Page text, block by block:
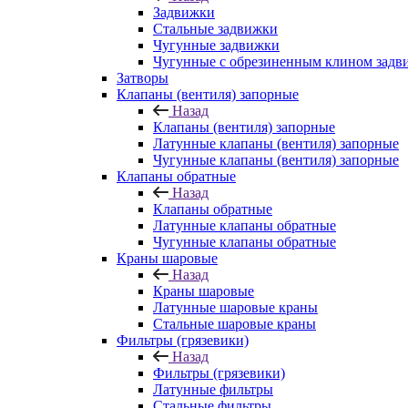
Задвижки
Стальные задвижки
Чугунные задвижки
Чугунные с обрезиненным клином
Затворы
Клапаны (вентиля) запорные
Назад
Клапаны (вентиля) запорные
Латунные клапаны (вентиля) запорные
Чугунные клапаны (вентиля) запорные
Клапаны обратные
Назад
Клапаны обратные
Латунные клапаны обратные
Чугунные клапаны обратные
Краны шаровые
Назад
Краны шаровые
Латунные шаровые краны
Стальные шаровые краны
Фильтры (грязевики)
Назад
Фильтры (грязевики)
Латунные фильтры